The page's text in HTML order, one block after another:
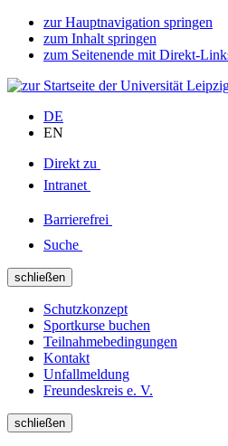
zur Hauptnavigation springen
zum Inhalt springen
zum Seitenende mit Direkt-
DE
EN
Direkt zu
Intranet
Barrierefrei
Suche
schließen
Schutzkonzept
Sportkurse buchen
Teilnahmebedingungen
Kontakt
Unfallmeldung
Freundeskreis e. V.
schließen